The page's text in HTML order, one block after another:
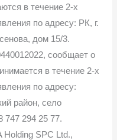
в течение 2-х
по адресу: РК, г.
дом 15/3.
сообщает о
в течение 2-х
по адресу:
район, село
747 294 25 77.
Holding SPC Ltd.,